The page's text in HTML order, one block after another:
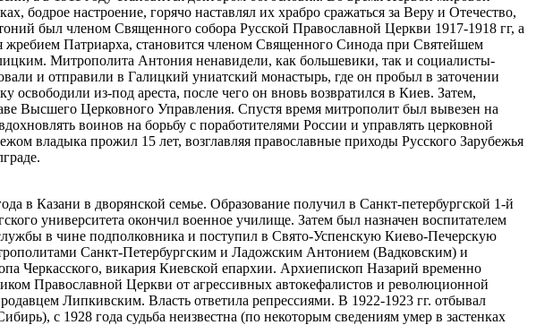
бодрое настроение, горячо наставлял их храбро сражаться за Веру и Отечество,
был членом Священного собора Русской Православной Церкви 1917-1918 гг, а
Патриарха, становится членом Священного Синода при Святейшем
Митрополита Антония ненавидели, как большевики, так и социалисты-
и отправили в Галицкий униатский монастырь, где он пробыл в заточении
из-под ареста, после чего он вновь возвратился в Киев. Затем,
Высшего Церковного Управления. Спустя время митрополит был вывезен на
воинов на борьбу с поработителями России и управлять церковной
владыка прожил 15 лет, возглавляя православные приходы Русского Зарубежья
в Казани в дворянской семье. Образование получил в Санкт-петербургской 1-й
университета окончил военное училище. Затем был назначен воспитателем
в чине подполковника и поступил в Свято-Успенскую Киево-Печерскую
Санкт-Петербургским и Ладожским Антонием (Вадковским) и
Черкасского, викария Киевской епархии. Архиепископ Назарий временно
Православной Церкви от агрессивных автокефалистов и революционной
Липкивским. Власть ответила репрессиями. В 1922-1923 гг. отбывал
с 1928 года судьба неизвестна (по некоторым сведениям умер в застенках